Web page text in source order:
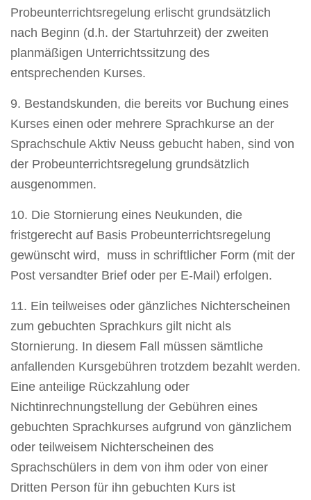
Probeunterrichtsregelung erlischt grundsätzlich
nach Beginn (d.h. der Startuhrzeit) der zweiten
planmäßigen Unterrichtssitzung des
entsprechenden Kurses.
9. Bestandskunden, die bereits vor Buchung eines
Kurses einen oder mehrere Sprachkurse an der
Sprachschule Aktiv Neuss gebucht haben, sind von
der Probeunterrichtsregelung grundsätzlich
ausgenommen.
10. Die Stornierung eines Neukunden, die
fristgerecht auf Basis Probeunterrichtsregelung
gewünscht wird, muss in schriftlicher Form (mit der
Post versandter Brief oder per E-Mail) erfolgen.
11. Ein teilweises oder gänzliches Nichterscheinen
zum gebuchten Sprachkurs gilt nicht als
Stornierung. In diesem Fall müssen sämtliche
anfallenden Kursgebühren trotzdem bezahlt werden.
Eine anteilige Rückzahlung oder
Nichtinrechnungstellung der Gebühren eines
gebuchten Sprachkurses aufgrund von gänzlichem
oder teilweisem Nichterscheinen des
Sprachschülers in dem von ihm oder von einer
Dritten Person für ihn gebuchten Kurs ist